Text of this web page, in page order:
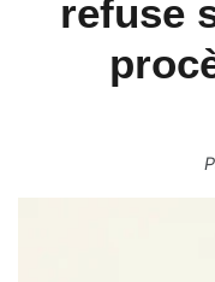
refuse